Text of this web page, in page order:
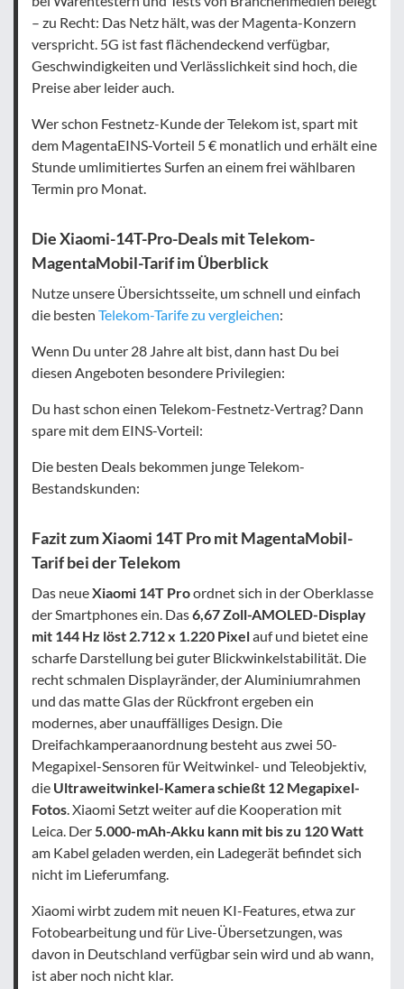
– zu Recht: Das Netz hält, was der Magenta-Konzern
verspricht. 5G ist fast flächendeckend verfügbar,
Geschwindigkeiten und Verlässlichkeit sind hoch, die
Preise aber leider auch.
Wer schon Festnetz-Kunde der Telekom ist, spart mit
dem MagentaEINS-Vorteil 5 € monatlich und erhält eine
Stunde umlimitiertes Surfen an einem frei wählbaren
Termin pro Monat.
Die Xiaomi-14T-Pro-Deals mit Telekom-
MagentaMobil-Tarif im Überblick
Nutze unsere Übersichtsseite, um schnell und einfach
die besten Telekom-Tarife zu vergleichen:
Wenn Du unter 28 Jahre alt bist, dann hast Du bei
diesen Angeboten besondere Privilegien:
Du hast schon einen Telekom-Festnetz-Vertrag? Dann
spare mit dem EINS-Vorteil:
Die besten Deals bekommen junge Telekom-
Bestandskunden:
Fazit zum Xiaomi 14T Pro mit MagentaMobil-
Tarif bei der Telekom
Das neueXiaomi 14T Proordnet sich in der Oberklasse
der Smartphones ein. Das6,67 Zoll-AMOLED-Display
mit 144 Hz löst 2.712 x 1.220 Pixelauf und bietet eine
scharfe Darstellung bei guter Blickwinkelstabilität. Die
recht schmalen Displayränder, der Aluminiumrahmen
und das matte Glas der Rückfront ergeben ein
modernes, aber unauffälliges Design. Die
Dreifachkamperaanordnung besteht aus zwei 50-
Megapixel-Sensoren für Weitwinkel- und Teleobjektiv,
die Ultraweitwinkel-Kamera schießt 12 Megapixel-
Fotos. Xiaomi Setzt weiter auf die Kooperation mit
Leica. Der5.000-mAh-Akku kann mit bis zu 120 Watt
am Kabel geladen werden, ein Ladegerät befindet sich
nicht im Lieferumfang.
Xiaomi wirbt zudem mit neuen KI-Features, etwa zur
Fotobearbeitung und für Live-Übersetzungen, was
davon in Deutschland verfügbar sein wird und ab wann,
ist aber noch nicht klar.